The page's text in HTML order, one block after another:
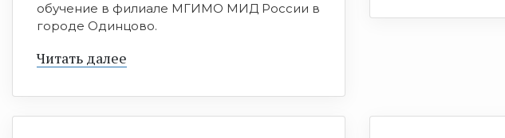
обучение в филиале МГИМО МИД России в
городе Одинцово.
Читать далее